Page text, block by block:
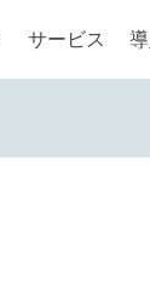
サービス